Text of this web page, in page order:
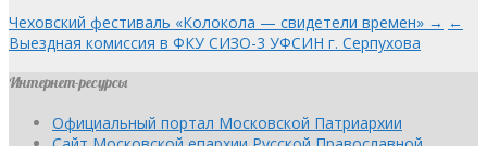
Чеховский фестиваль «Колокола — свидетели времен» → ←
Выездная комиссия в ФКУ СИЗО-3 УФСИН г. Серпухова
Интернет-ресурсы
Официальный портал Московской Патриархии